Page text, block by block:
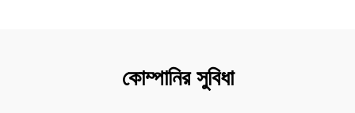
কোম্পানির সুবিধা